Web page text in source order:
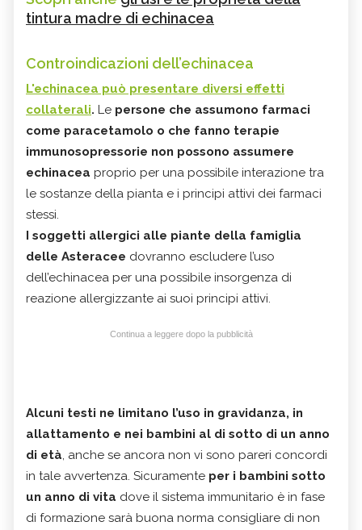
tintura madre di echinacea
Controindicazioni dell’echinacea
L'echinacea può presentare diversi effetti
collaterali. Le persone che assumono farmaci
come paracetamolo o che fanno terapie
immunosopressorie non possono assumere
echinacea proprio per una possibile interazione tra
le sostanze della pianta e i principi attivi dei farmaci
stessi.
I soggetti allergici alle piante della famiglia
delle Asteracee dovranno escludere l’uso
dell’echinacea per una possibile insorgenza di
reazione allergizzante ai suoi principi attivi.
Continua a leggere dopo la pubblicità
Alcuni testi ne limitano l’uso in gravidanza, in
allattamento e nei bambini al di sotto di un anno
di età, anche se ancora non vi sono pareri concordi
in tale avvertenza. Sicuramente per i bambini sotto
un anno di vita dove il sistema immunitario è in fase
di formazione sarà buona norma consigliare di non